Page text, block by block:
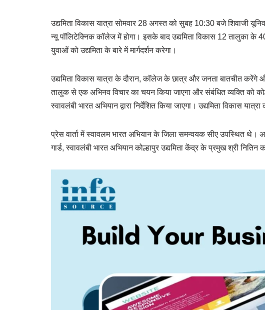
उद्यमिता विकास यात्रा सोमवार 28 अगस्त को सुबह 10:30 बजे शिवाजी
न्यू पॉलिटेक्निक कॉलेज में होगा। इसके बाद उद्यमिता विकास 12 तालुका के
युवाओं को उद्यमिता के बारे में मार्गदर्शन करेगा।
उद्यमिता विकास यात्रा के दौरान, कॉलेज के छात्र और जनता बातचीत करेंगे
तालुक से एक अभिनव विचार का चयन किया जाएगा और संबंधित व्यक्ति को
स्वावलंबी भारत अभियान द्वारा निर्देशित किया जाएगा। उद्यमिता विकास
प्रेस वार्ता में स्वावलम भारत अभियान के जिला समन्वयक सीए उपस्थित थे।
गार्ड, स्वावलंबी भारत अभियान कोल्हापुर उद्यमिता केंद्र के प्रमुख श्री